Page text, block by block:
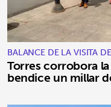
BALANCE DE LA VISITA
Torres corrobora
bendice un millar